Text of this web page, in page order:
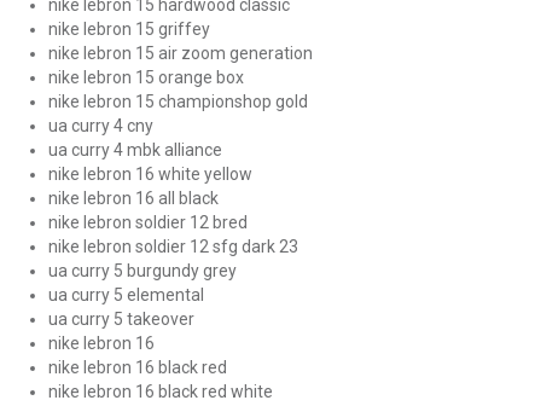
nike lebron 15 hardwood classic
nike lebron 15 griffey
nike lebron 15 air zoom generation
nike lebron 15 orange box
nike lebron 15 championshop gold
ua curry 4 cny
ua curry 4 mbk alliance
nike lebron 16 white yellow
nike lebron 16 all black
nike lebron soldier 12 bred
nike lebron soldier 12 sfg dark 23
ua curry 5 burgundy grey
ua curry 5 elemental
ua curry 5 takeover
nike lebron 16
nike lebron 16 black red
nike lebron 16 black red white